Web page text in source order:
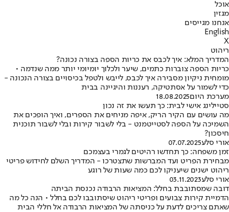
אוכל
מגזין
אנחנו מגייסים
English
X
ריהוט
המדריך המלא: איך לכבס את כריות הספה בצורה נכונה?
כריות הספה צוברות כתמים, שיער ולכלוך יומיומי יותר ממה שנדמה •
מומחית ניקיון מסבירה איך לכבס, לייבש ולטפל בכיסויים בצורה הנכונה -
כדי לשמור על אסתטיקה, רעננות והיגיינה בבית
מערכת היום18.08.2025
סטיילינג אישי לבית: כך תעשו את זה נכון
מה עושים עם הקיר הריק, איפה מניחים את הספרים, ואיך הופכים את
השמיכה על הספה לסטייטמנט - בלי לשבור קירות ובלי לשבור תוכנית
חיסכון?
אורי סלע07.07.2025
זמן משפחה: כך תחדשו רהיטים לגמרי בעצמכם
מבחירת הפריט ועד המברשות שתצטרכו - המדריך השלם לחידוש פריטי
ריהוט ישנים שיעניקו לכם כמה שעות של רוגע
אורי סלע03.11.2023
דובה שמסתובבת בחלל: המציאות הרבודה נכנסת הביתה
הדמיית קירות צבועים ופריטי ריהוט שיסתובבו לכם בחלל • הנה כל מה
שאתם צריכים לדעת על כניסתה של המציאות הרבודה אל חללי הבית